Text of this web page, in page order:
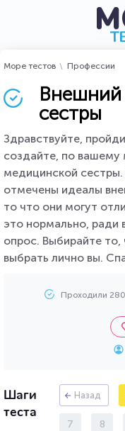
Море тестов Профессии
Внешний
сестры
Здравствуйте,
создайте, по
медицинской
отмечены идеалы
то что они могут
это нормально, ради
опрос. Выбирайте то,
выбрать лично вы.
Проходили
Шаги
теста
Назад
7 8